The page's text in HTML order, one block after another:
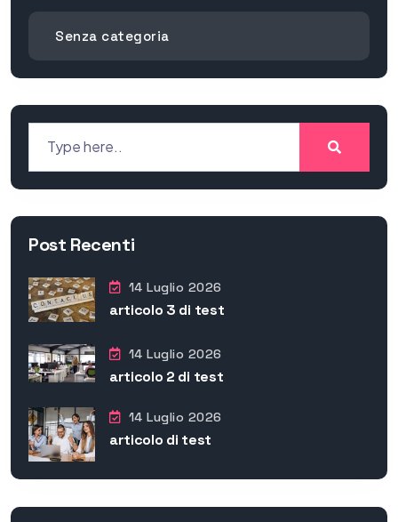
Senza categoria
Post Recenti
14 Luglio 2026
articolo 3 di test
14 Luglio 2026
articolo 2 di test
14 Luglio 2026
articolo di test